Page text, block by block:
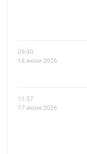
09.40
18 июня 2026
11.57
17 июня 2026